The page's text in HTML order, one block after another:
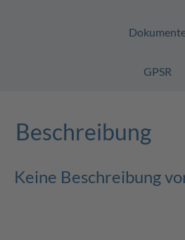
GPSR
Beschreibung
Keine Beschreibung